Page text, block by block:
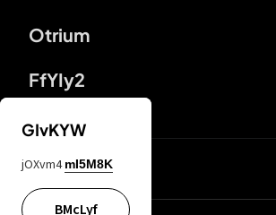
Otrium
FfYIy2
DDcvSo
GIvKYW
jOXvm4 mI5M8K
BMcLyf